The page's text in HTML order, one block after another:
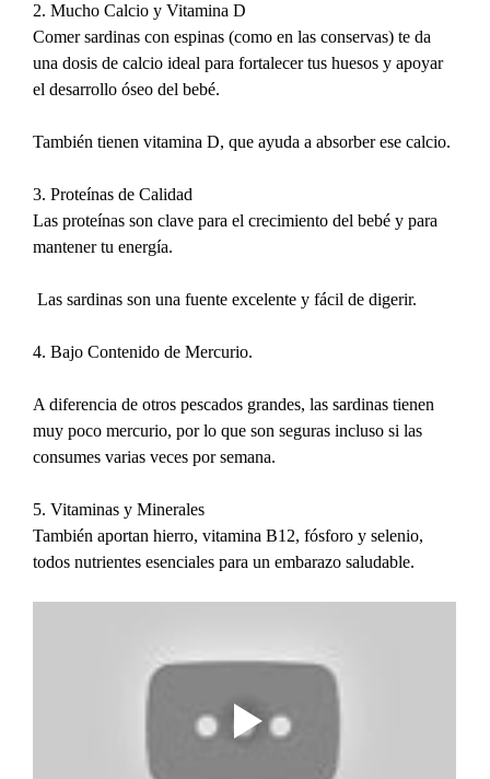
2. Mucho Calcio y Vitamina D
Comer sardinas con espinas (como en las conservas) te da
una dosis de calcio ideal para fortalecer tus huesos y apoyar
el desarrollo óseo del bebé.
También tienen vitamina D, que ayuda a absorber ese calcio.
3. Proteínas de Calidad
Las proteínas son clave para el crecimiento del bebé y para
mantener tu energía.
Las sardinas son una fuente excelente y fácil de digerir.
4. Bajo Contenido de Mercurio.
A diferencia de otros pescados grandes, las sardinas tienen
muy poco mercurio, por lo que son seguras incluso si las
consumes varias veces por semana.
5. Vitaminas y Minerales
También aportan hierro, vitamina B12, fósforo y selenio,
todos nutrientes esenciales para un embarazo saludable.